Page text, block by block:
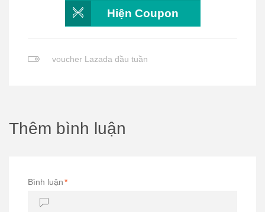
Hiện Coupon
voucher Lazada đầu tuần
Thêm bình luận
Bình luận*